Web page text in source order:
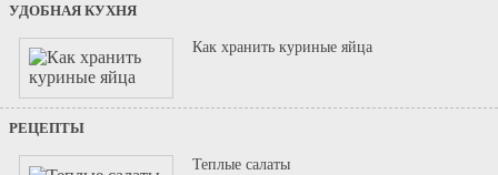
УДОБНАЯ КУХНЯ
Как хранить куриные яйца
РЕЦЕПТЫ
Теплые салаты